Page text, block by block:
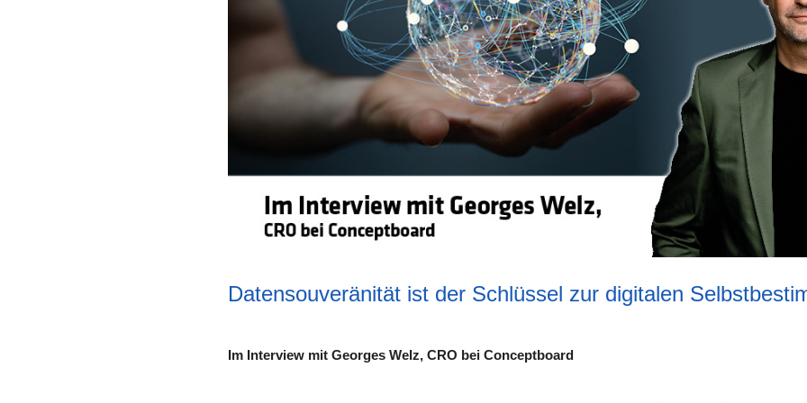
Datensouveränität ist der Schlüssel zur digitalen
Im Interview mit Georges Welz, CRO bei Conceptboard